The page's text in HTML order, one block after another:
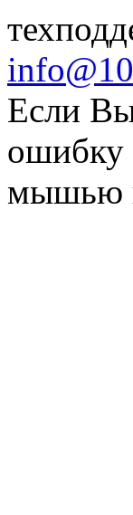
Если
ошибку
мышью